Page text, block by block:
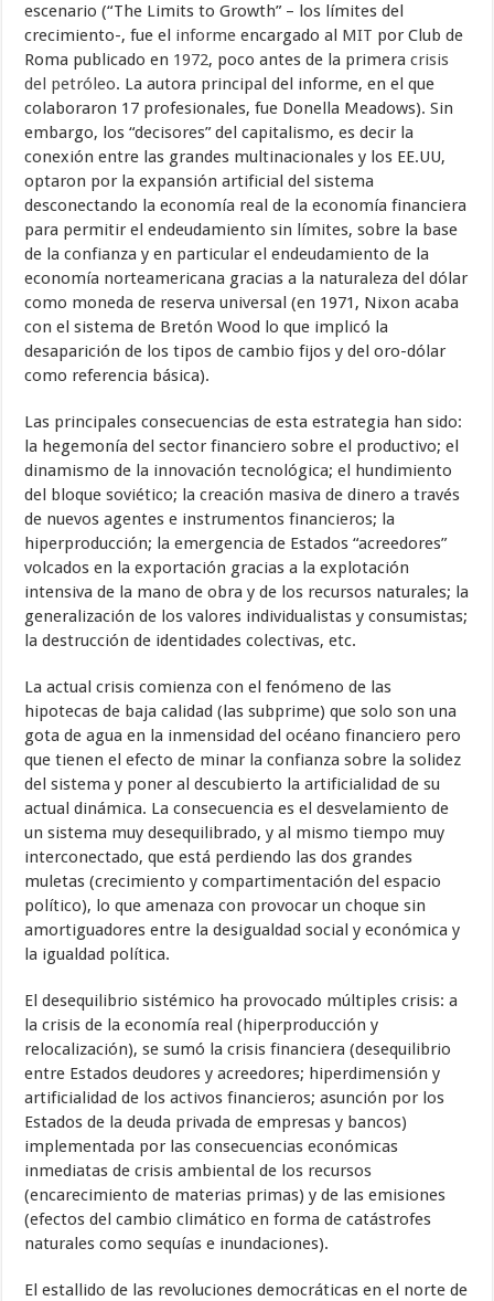
escenario (“The Limits to Growth” – los límites del
crecimiento-, fue el informe encargado al MIT por Club de
Roma publicado en 1972, poco antes de la primeracrisis
del petróleo. La autora principal del informe, en el que
colaboraron 17 profesionales, fue Donella Meadows). Sin
embargo, los “decisores” del capitalismo, es decir la
conexión entre las grandes multinacionales y los EE.UU,
optaron por la expansión artificial del sistema
desconectando la economía real de la economía financiera
para permitir el endeudamiento sin límites, sobre la base
de la confianza y en particular el endeudamiento de la
economía norteamericana gracias a la naturaleza del dólar
como moneda de reserva universal (en 1971, Nixon acaba
con el sistema de Bretón Wood lo que implicó la
desaparición de los tipos de cambio fijos y del oro-dólar
como referencia básica).
Las principales consecuencias de esta estrategia han sido:
la hegemonía del sector financiero sobre el productivo; el
dinamismo de la innovación tecnológica; el hundimiento
del bloque soviético; la creación masiva de dinero a través
de nuevos agentes e instrumentos financieros; la
hiperproducción; la emergencia de Estados “acreedores”
volcados en la exportación gracias a la explotación
intensiva de la mano de obra y de los recursos naturales; la
generalización de los valores individualistas y consumistas;
la destrucción de identidades colectivas, etc.
La actual crisis comienza con el fenómeno de las
hipotecas de baja calidad (las subprime) que solo son una
gota de agua en la inmensidad del océano financiero pero
que tienen el efecto de minar la confianza sobre la solidez
del sistema y poner al descubierto la artificialidad de su
actual dinámica. La consecuencia es el desvelamiento de
un sistema muy desequilibrado, y al mismo tiempo muy
interconectado, que está perdiendo las dos grandes
muletas (crecimiento y compartimentación del espacio
político), lo que amenaza con provocar un choque sin
amortiguadores entre la desigualdad social y económica y
la igualdad política.
El desequilibrio sistémico ha provocado múltiples crisis: a
la crisis de la economía real (hiperproducción y
relocalización), se sumó la crisis financiera (desequilibrio
entre Estados deudores y acreedores; hiperdimensión y
artificialidad de los activos financieros; asunción por los
Estados de la deuda privada de empresas y bancos)
implementada por las consecuencias económicas
inmediatas de crisis ambiental de los recursos
(encarecimiento de materias primas) y de las emisiones
(efectos del cambio climático en forma de catástrofes
naturales como sequías e inundaciones).
El estallido de las revoluciones democráticas en el norte de